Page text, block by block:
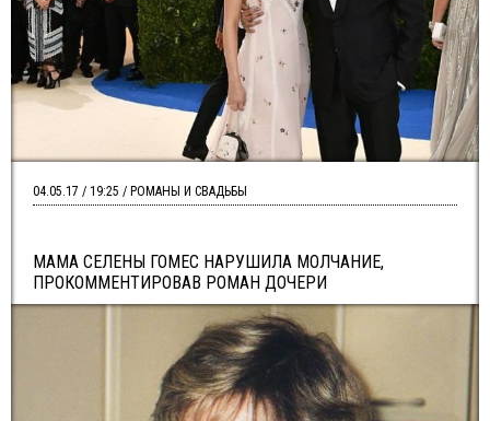
МАМА СЕЛЕНЫ ГОМЕС НАРУШИЛА МОЛЧАНИЕ,
ПРОКОММЕНТИРОВАВ РОМАН ДОЧЕРИ
04.05.17 / 19:25 / РОМАНЫ И СВАДЬБЫ